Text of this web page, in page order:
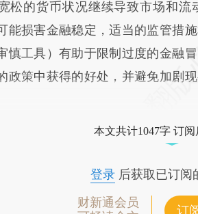
松的货币状况继续导致市场和
能损害金融稳定，适当的监管措
慎工具）有助于限制过度的金融
政策中获得的好处，并避免加剧
本文共计1047字 订
登录后获取已订阅
财新通会员
订